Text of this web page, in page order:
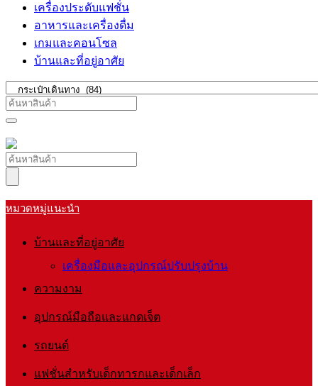
เครื่องประดับแฟชั่น
อาหารและเครื่องดื่ม
เกมและคอนโซล
บ้านและที่อยู่อาศัย
หมวดหมู่แนะนำ
บ้านและที่อยู่อาศัย
เครื่องมือและอุปกรณ์ปรับปรุงบ้าน
ความงาม
อุปกรณ์มือถือและแกดเจ็ต
รถยนต์
แฟชั่นสำหรับเด็กทารกและเด็กเล็ก